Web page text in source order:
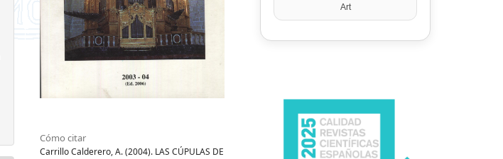
Cómo citar
Carrillo Calderero, A. (2004). LAS CÚPULAS DE
Art